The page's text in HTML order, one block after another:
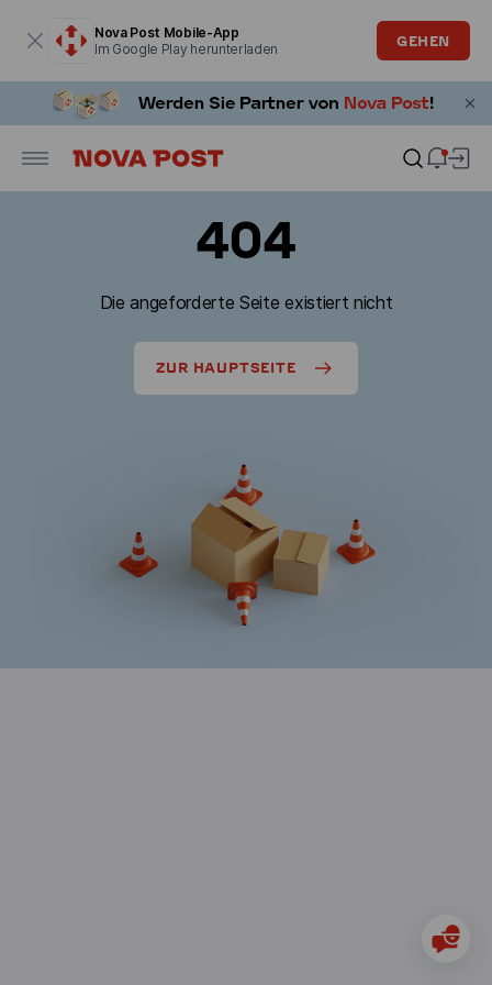
Nova Post Mobile-App
Im Google Play herunterladen
GEHEN
404
Die angeforderte Seite existiert nicht
ZUR HAUPTSEITE